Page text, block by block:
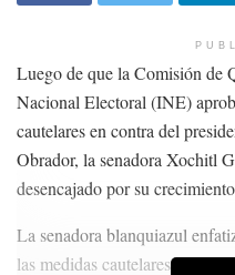
Luego de que la Comisión de
Nacional Electoral (INE)
cautelares en contra del
Obrador, la senadora Xochitl
desencajado por su
La senadora blanquiazul
las medidas cautelares que le